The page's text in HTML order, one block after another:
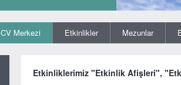
CV Merkezi Etkinlikler Mezunlar
Etkinliklerimiz "Etkinlik Afişleri",